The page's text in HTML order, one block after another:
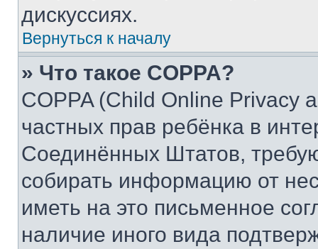
дискуссиях.
Вернуться к началу
» Что такое COPPA?
COPPA (Child Online Privacy
частных прав ребёнка в
Соединённых Штатов,
собирать информацию от
иметь на это письменное
наличие иного вида